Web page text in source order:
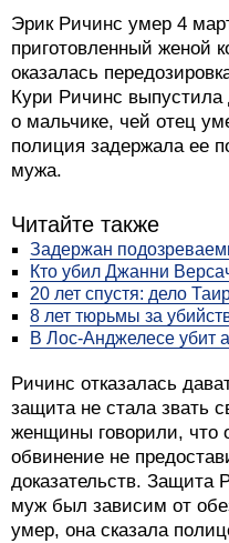
Эрик Ричинс умер 4
приготовленный женой
оказалась
Кури Ричинс
о мальчике, чей отец
полиция задержала ее
мужа.
Читайте также
Задержан
Кто убил Джанни
20 лет спустя: дело
8 лет тюрьмы за
В Лос-Анджелесе убит
Ричинс отказалась
защита не стала звать
женщины говорили, что
обвинение не
доказательств. Защита
муж был зависим от
умер, она сказала